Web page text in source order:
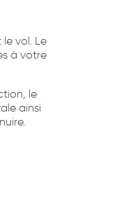
vol. Le
à votre
le
ainsi